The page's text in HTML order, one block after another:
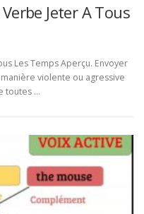
Jeter A Tous
Les Temps Aperçu. Envoyer
violente ou agressive
toutes …